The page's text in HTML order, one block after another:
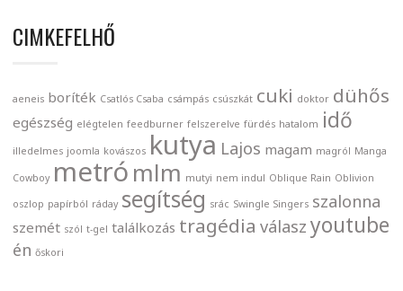
CIMKEFELHŐ
aeneis boríték Csatlós Csaba csámpás csúszkát cuki doktor dühős
egészség elégtelen feedburner felszerelve fürdés hatalom idő
illedelmes joomla kovászos kutya Lajos magam magról Manga
Cowboy metrómlm mutyi nem indul Oblique Rain Oblivion
oszlop papírból ráday segítség srác Swingle Singers szalonna
szemét szól t-gel találkozás tragédia válasz youtube
én őskori